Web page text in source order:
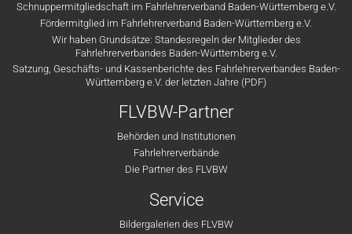
Schnuppermitgliedschaft im Fahrlehrerverband Baden-Württemberg e.V.
Fördermitglied im Fahrlehrerverband Baden-Württemberg e.V.
Wir haben Grundsätze: Standesregeln der Mitglieder des
Fahrlehrerverbandes Baden-Württemberg e.V.
Satzung, Geschäfts- und Kassenberichte des Fahrlehrerverbandes Baden-
Württemberg e.V. der letzten Jahre (PDF)
FLVBW-Partner
Behörden und Institutionen
Fahrlehrerverbände
Die Partner des FLVBW
Service
Bildergalerien des FLVBW